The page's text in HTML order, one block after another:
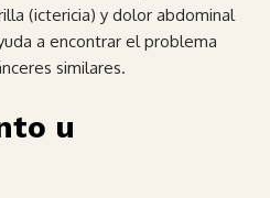
(ictericia) y dolor abdominal
a encontrar el problema
similares.
u